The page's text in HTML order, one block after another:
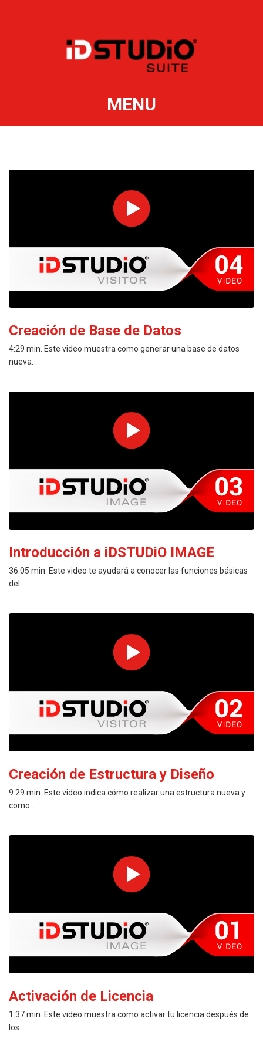
MENU
PREVIEW
Creación de Base de Datos
4:29 min. Este video muestra como generar una base de datos
nueva.
PREVIEW
Introducción a iDSTUDiO IMAGE
36:05 min. Este video te ayudará a conocer las funciones básicas
del...
PREVIEW
Creación de Estructura y Diseño
9:29 min. Este video indica cómo realizar una estructura nueva y
como...
PREVIEW
Activación de Licencia
1:37 min. Este video muestra como activar tu licencia después de
los...